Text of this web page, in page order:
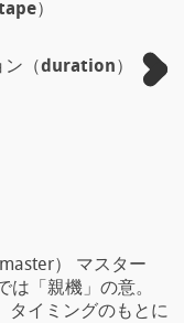
）
ン（duration）
） マスター
は「親機」の意。
タイミングのもとに